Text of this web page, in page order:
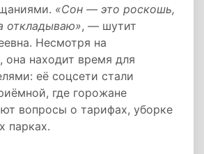
«Сон — это роскошь,
откладываю», — шутит
Несмотря на
она находит время для
её соцсети стали
где горожане
вопросы о тарифах, уборке
парках.